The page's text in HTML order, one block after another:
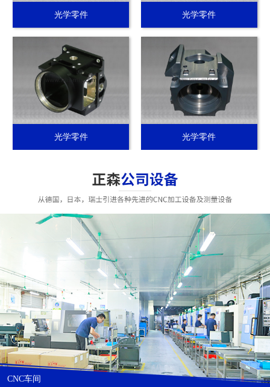
光学零件 光学零件
光学零件 光学零件
CNC车间